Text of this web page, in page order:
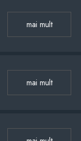
mai mult
mai mult